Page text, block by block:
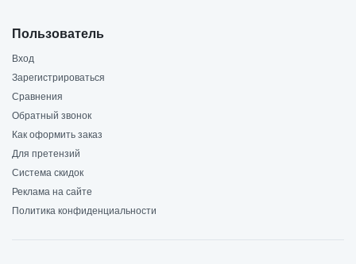
Пользователь
Вход
Зарегистрироваться
Сравнения
Обратный звонок
Как оформить заказ
Для претензий
Система скидок
Реклама на сайте
Политика конфиденциальности